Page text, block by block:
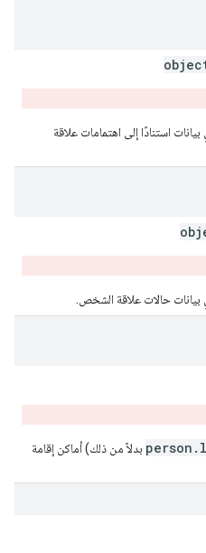
استنادًا إلى اهتمامات علاقة
حالات علاقة الشخص.
بدلاً من ذلك) أماكن إقامة